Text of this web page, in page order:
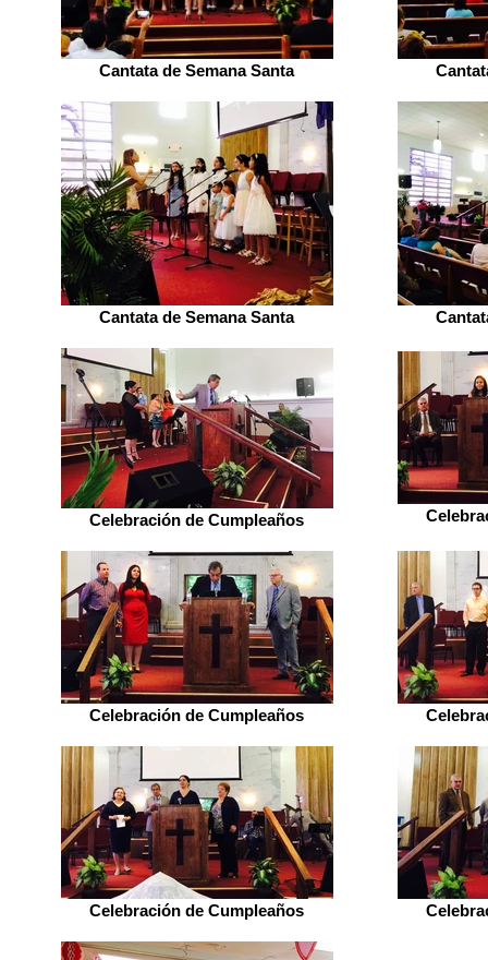
Cantata de Semana Santa
Cantata de Semana Santa
Celebración de Cumpleaños
Celebración de Cumpleaños
Celebración de Cumpleaños